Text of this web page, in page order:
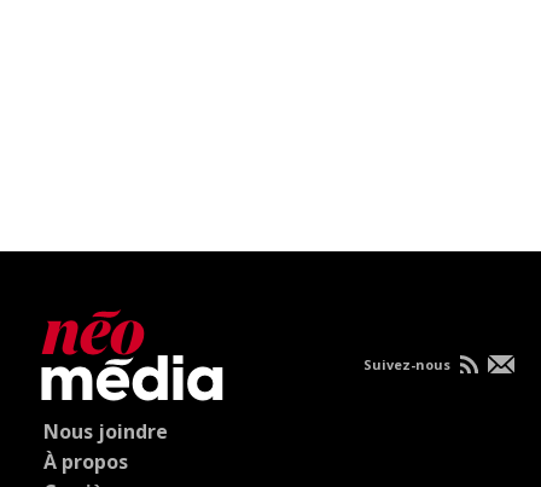
Nous joindre
À propos
Suivez-nous